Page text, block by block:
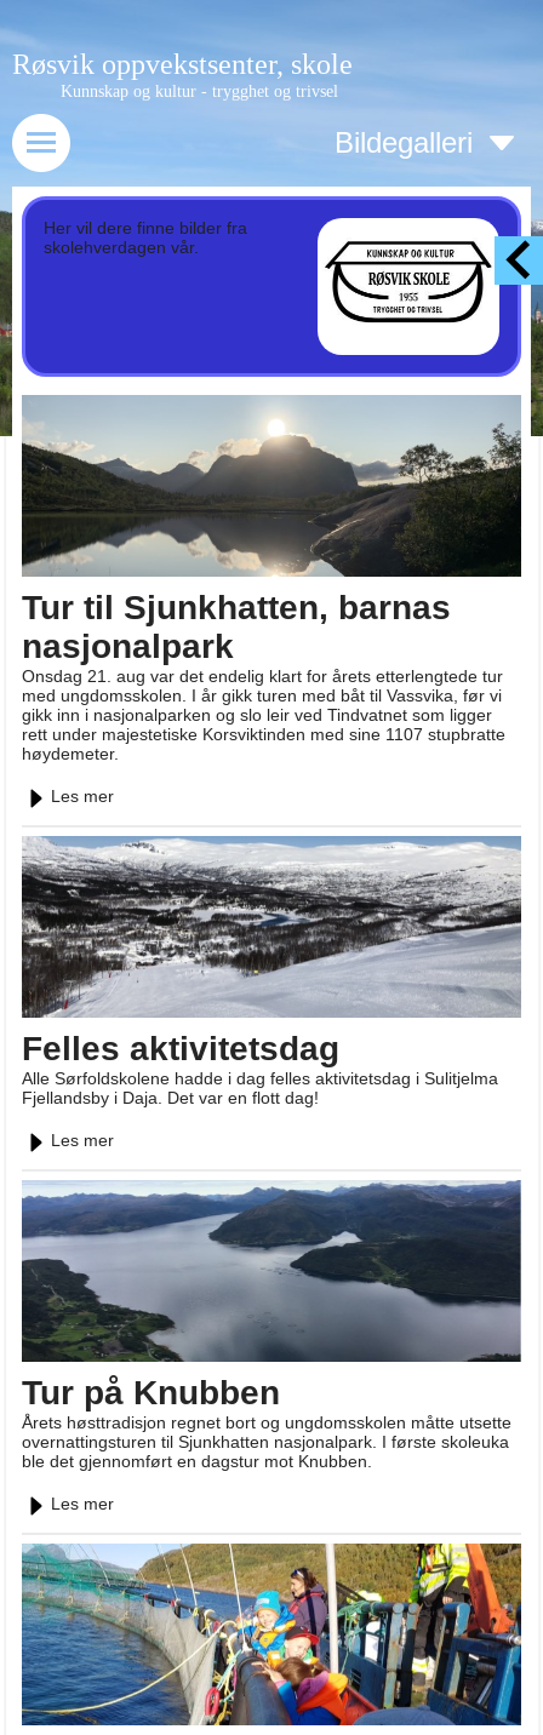
Røsvik oppvekstsenter, skole
Kunnskap og kultur - trygghet og trivsel
Bildegalleri
Her vil dere finne bilder fra
skolehverdagen vår.
Tur til Sjunkhatten, barnas
nasjonalpark
Onsdag 21. aug var det endelig klart for årets etterlengtede tur
med ungdomsskolen. I år gikk turen med båt til Vassvika, før vi
gikk inn i nasjonalparken og slo leir ved Tindvatnet som ligger
rett under majestetiske Korsviktinden med sine 1107 stupbratte
høydemeter.
Les mer
Felles aktivitetsdag
Alle Sørfoldskolene hadde i dag felles aktivitetsdag i Sulitjelma
Fjellandsby i Daja. Det var en flott dag!
Les mer
Tur på Knubben
Årets høsttradisjon regnet bort og ungdomsskolen måtte utsette
overnattingsturen til Sjunkhatten nasjonalpark. I første skoleuka
ble det gjennomført en dagstur mot Knubben.
Les mer